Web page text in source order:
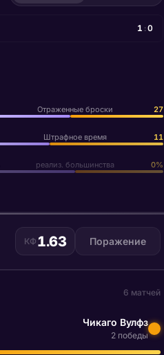
1 :0
Отраженные броски 27
Штрафное время 11
реализ. большинства 0%
КФ 1.63 Поражение
6 матчей
Чикаго Вулфз
2 победы